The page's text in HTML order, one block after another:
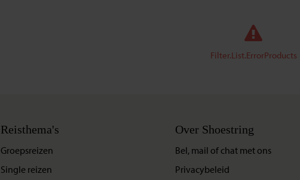
Filter.List.ErrorProducts
Reisthema's
Groepsreizen
Single reizen
Over Shoestring
Bel, mail of chat met ons
Privacybeleid